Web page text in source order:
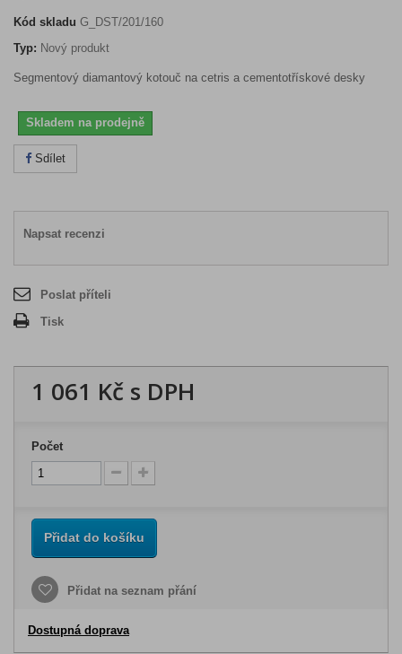
Kód skladu G_DST/201/160
Typ: Nový produkt
Segmentový diamantový kotouč na cetris a cementotřískové desky
Skladem na prodejně
Sdílet
Napsat recenzi
Poslat příteli
Tisk
1 061 Kč s DPH
Počet
Přidat do košíku
Přidat na seznam přání
Dostupná doprava